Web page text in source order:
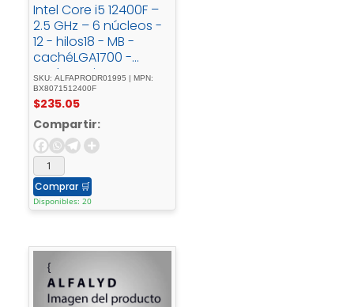
Intel Core i5 12400F –
2.5 GHz – 6 núcleos -
12 - hilos18 - MB -
cachéLGA1700 -
SocketCaja
SKU: ALFAPRODR01995 | MPN:
BX8071512400F
$235.05
Compartir:
Comprar 🛒
Disponibles: 20